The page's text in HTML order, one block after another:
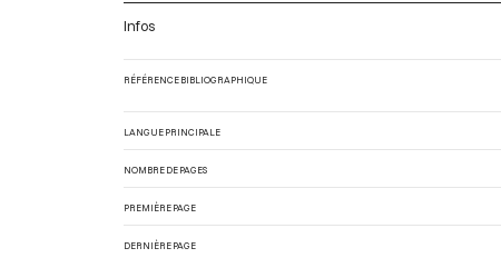
Infos
RÉFÉRENCE BIBLIOGRAPHIQUE
LANGUE PRINCIPALE
NOMBRE DE PAGES
PREMIÈRE PAGE
DERNIÈRE PAGE